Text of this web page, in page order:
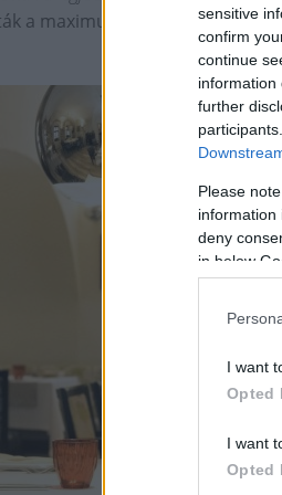
sensitive
confirm
continue
information
further
Please
information
deny
in below
I want
Opted
I want
Opted
a maximumot.